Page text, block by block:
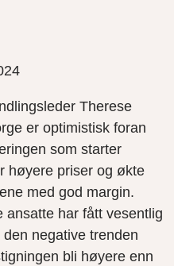
Therese
er optimistisk foran
som starter
høyere priser og økte
med god margin.
ansatte har fått vesentlig
negative trenden
bli høyere enn